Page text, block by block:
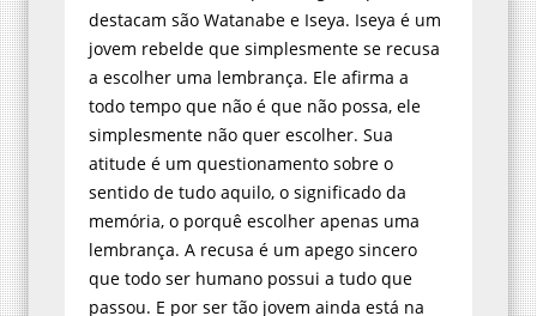
jovem rebelde que simplesmente se recusa
a escolher uma lembrança. Ele afirma a
todo tempo que não é que não possa, ele
simplesmente não quer escolher. Sua
atitude é um questionamento sobre o
sentido de tudo aquilo, o significado da
memória, o porquê escolher apenas uma
lembrança. A recusa é um apego sincero
que todo ser humano possui a tudo que
passou. E por ser tão jovem ainda está na
fase de questionar o que poderia ter vivido.